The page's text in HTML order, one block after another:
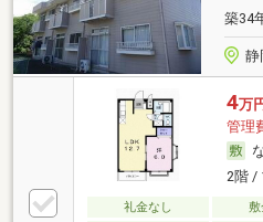
築34
静
4万
管理
2階 /
礼金なし 敷